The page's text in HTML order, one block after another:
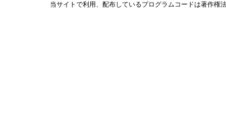
当サイトで利用、配布しているプログラムコードは著作